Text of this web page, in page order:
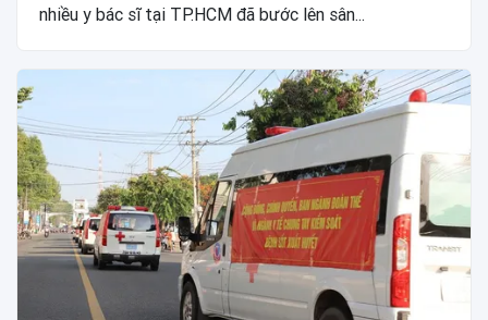
nhiều y bác sĩ tại TP.HCM đã bước lên sân...